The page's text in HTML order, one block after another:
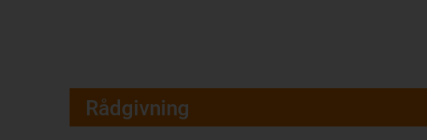
Rådgivning